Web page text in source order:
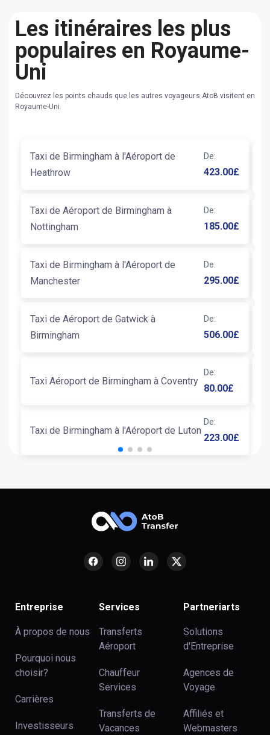
Les itinéraires les plus
populaires en Royaume-
Uni
Découvrez les points chauds que les autres voyageurs AtoB visitent en
Royaume-Uni
Taxi de Birmingham à l'Aéroport de
Heathrow
De:
423.00£
Taxi de Aéroport de Birmingham à
Nottingham
De:
185.00£
Taxi de Birmingham à l'Aéroport de
Manchester
De:
295.00£
Taxi de Aéroport de Gatwick à
Birmingham
De:
506.00£
Taxi Aéroport de Birmingham à Coventry
De:
80.00£
Taxi de Birmingham à l'Aéroport de Luton
De:
223.00£
Entreprise
À propos de nous
Pourquoi nous
choisir?
Carrières
Investisseurs
Services
Transferts
Aéroport
Chauffeur
Services
Transferts de
Vacances
Partneriarts
Solutions
d'Entreprise
Agences de
Voyage
Affiliés et
Webmasters